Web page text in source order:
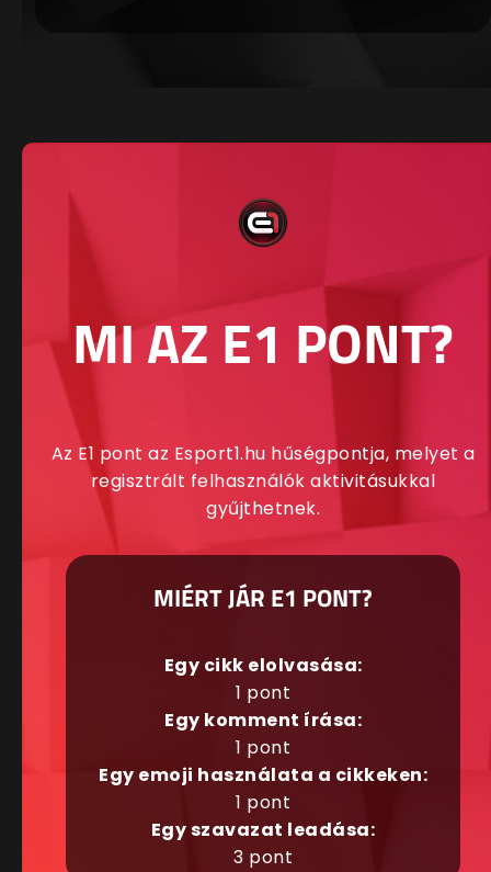
MI AZ E1 PONT?
Az E1 pont az Esport1.hu hűségpontja, melyet a
regisztrált felhasználók aktivitásukkal
gyűjthetnek.
MIÉRT JÁR E1 PONT?
Egy cikk elolvasása:
1 pont
Egy komment írása:
1 pont
Egy emoji használata a cikkeken:
1 pont
Egy szavazat leadása:
3 pont